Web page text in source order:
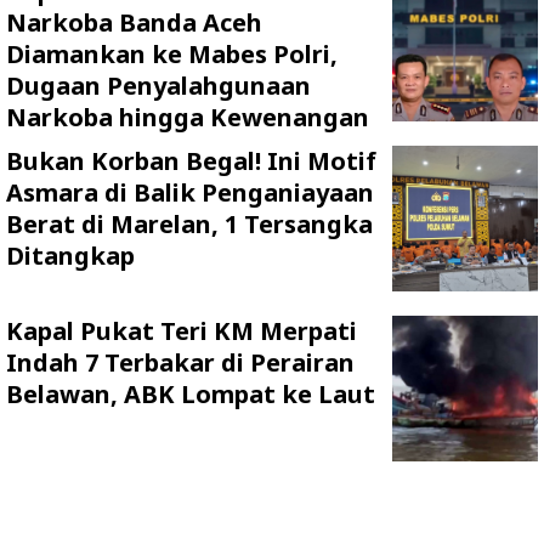
Narkoba Banda Aceh
Diamankan ke Mabes Polri,
Dugaan Penyalahgunaan
Narkoba hingga Kewenangan
Bukan Korban Begal! Ini Motif
Asmara di Balik Penganiayaan
Berat di Marelan, 1 Tersangka
Ditangkap
Kapal Pukat Teri KM Merpati
Indah 7 Terbakar di Perairan
Belawan, ABK Lompat ke Laut